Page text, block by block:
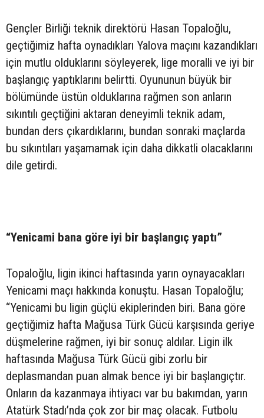
Gençler Birliği teknik direktörü Hasan Topaloğlu,
geçtiğimiz hafta oynadıkları Yalova maçını kazandıkları
için mutlu olduklarını söyleyerek, lige moralli ve iyi bir
başlangıç yaptıklarını belirtti. Oyununun büyük bir
bölümünde üstün olduklarına rağmen son anların
sıkıntılı geçtiğini aktaran deneyimli teknik adam,
bundan ders çıkardıklarını, bundan sonraki maçlarda
bu sıkıntıları yaşamamak için daha dikkatli olacaklarını
dile getirdi.
“Yenicami bana göre iyi bir başlangıç yaptı”
Topaloğlu, ligin ikinci haftasında yarın oynayacakları
Yenicami maçı hakkında konuştu. Hasan Topaloğlu;
“Yenicami bu ligin güçlü ekiplerinden biri. Bana göre
geçtiğimiz hafta Mağusa Türk Gücü karşısında geriye
düşmelerine rağmen, iyi bir sonuç aldılar. Ligin ilk
haftasında Mağusa Türk Gücü gibi zorlu bir
deplasmandan puan almak bence iyi bir başlangıçtır.
Onların da kazanmaya ihtiyacı var bu bakımdan, yarın
Atatürk Stadı’nda çok zor bir maç olacak. Futbolu